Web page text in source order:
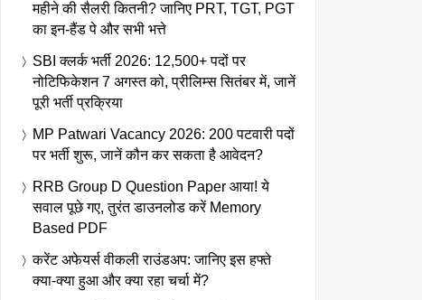
महीने की सैलरी कितनी? जानिए PRT, TGT, PGT
का इन-हैंड पे और सभी भत्ते
SBI क्लर्क भर्ती 2026: 12,500+ पदों पर
नोटिफिकेशन 7 अगस्त को, प्रीलिम्स सितंबर में, जानें
पूरी भर्ती प्रक्रिया
MP Patwari Vacancy 2026: 200 पटवारी पदों
पर भर्ती शुरू, जानें कौन कर सकता है आवेदन?
RRB Group D Question Paper आया! ये
सवाल पूछे गए, तुरंत डाउनलोड करें Memory
Based PDF
करेंट अफेयर्स वीकली राउंडअप: जानिए इस हफ्ते
क्या-क्या हुआ और क्या रहा चर्चा में?